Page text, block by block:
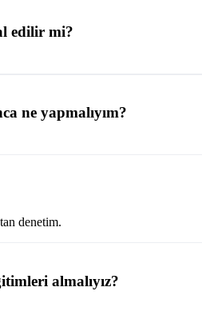
edilir mi?
ne yapmalıyım?
denetim.
almalıyız?